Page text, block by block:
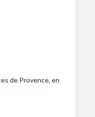
de Provence, en